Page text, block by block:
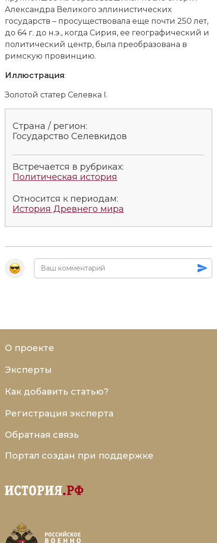
Александра Великого эллинистических
государств – просуществовала еще почти 250 лет,
до 64 г. до н.э., когда Сирия, ее географический и
политический центр, была преобразована в
римскую провинцию.
Иллюстрация:
Золотой статер Селевка I.
Страна / регион:
Государство Селевкидов
Встречается в рубриках:
Политическая история
Относится к периодам:
История Древнего мира
О проекте
Эксперты
Как добавить статью?
Регистрация эксперта
Обратная связь
Портал создан при поддержке